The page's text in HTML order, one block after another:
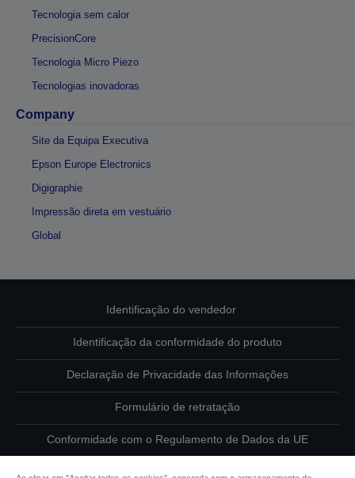
Tecnologia sem calor
PrecisionCore
Tecnologia Micro Piezo
Tecnologias inovadoras
Company
Site da Equipa Executiva
Epson Europe Electronics
Digigraphie
Impressão direta em vestuário
Global
Identificação do vendedor
Identificação da conformidade do produto
Declaração de Privacidade das Informações
Formulário de retratação
Conformidade com o Regulamento de Dados da UE